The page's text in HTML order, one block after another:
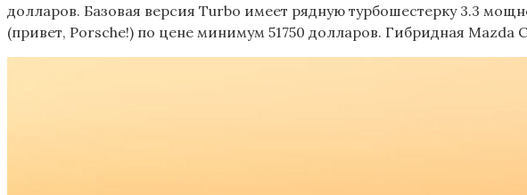
долларов. Базовая версия Turbo имеет рядную турбошестерку 3.3
(привет, Porsche!) по цене минимум 51750 долларов. Гибридная Mazda